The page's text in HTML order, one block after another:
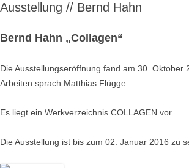
Ausstellung // Bernd Hahn
Bernd Hahn „Collagen“
Die Ausstellungseröffnung fand am 30. Oktober
Arbeiten sprach Matthias Flügge.
Es liegt ein Werkverzeichnis COLLAGEN vor.
Die Ausstellung ist bis zum 02. Januar 2016 zu